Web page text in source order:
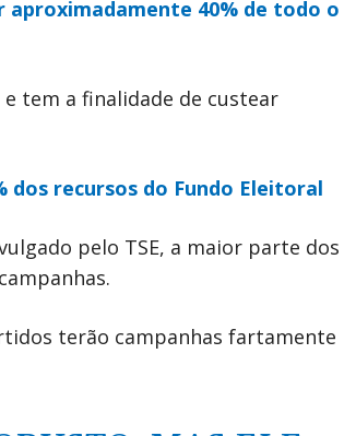
aproximadamente 40% de todo o
tem a finalidade de custear
dos recursos do Fundo Eleitoral
pelo TSE, a maior parte dos
terão campanhas fartamente